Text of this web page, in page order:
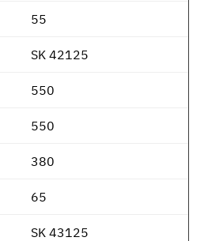
55
SK 42125
550
550
380
65
SK 43125